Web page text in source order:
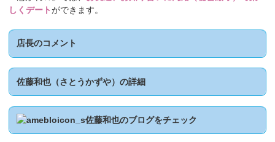
しくデートができます。
店長のコメント
佐藤和也（さとうかずや）の詳細
佐藤和也のブログをチェック